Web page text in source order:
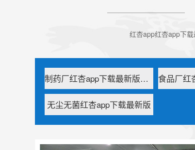
红杏app红杏app
制药厂红杏app下载最新版车间
无尘无菌红杏app下载最新版